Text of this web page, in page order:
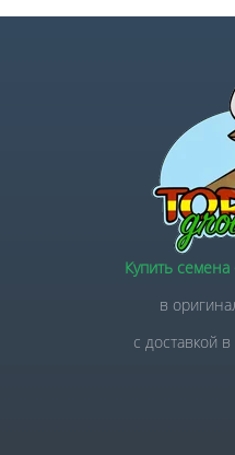
Купить семена
в
с доставкой